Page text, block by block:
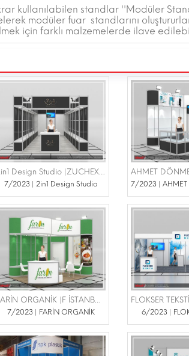
kullanılabilen standlar ''Modüler
modüler fuar standlarını
için farklı malzemelerde ilave
2in1 Design Studio |ZUCHEX FUARI 14-17 EYLÜL 2023
7/2023 | 2in1 Design Studio
7/2023 | FARİN ORGANİK 6/2023 |